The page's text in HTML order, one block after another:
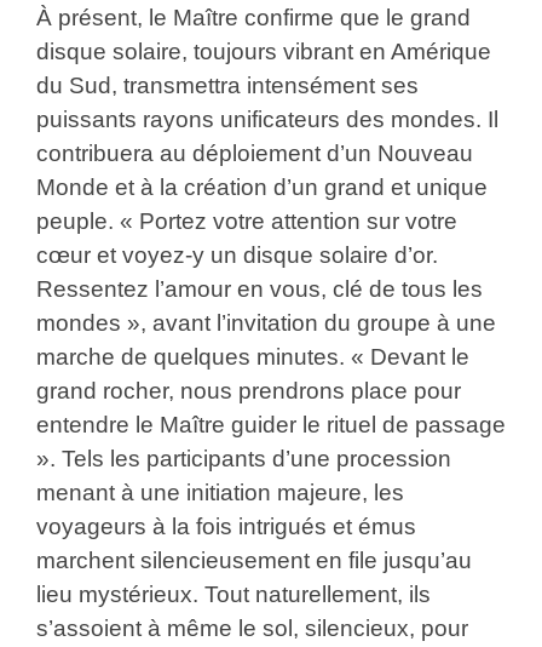
À présent, le Maître confirme que le grand
disque solaire, toujours vibrant en Amérique
du Sud, transmettra intensément ses
puissants rayons unificateurs des mondes. Il
contribuera au déploiement d’un Nouveau
Monde et à la création d’un grand et unique
peuple. « Portez votre attention sur votre
cœur et voyez-y un disque solaire d’or.
Ressentez l’amour en vous, clé de tous les
mondes », avant l’invitation du groupe à une
marche de quelques minutes. « Devant le
grand rocher, nous prendrons place pour
entendre le Maître guider le rituel de passage
». Tels les participants d’une procession
menant à une initiation majeure, les
voyageurs à la fois intrigués et émus
marchent silencieusement en file jusqu’au
lieu mystérieux. Tout naturellement, ils
s’assoient à même le sol, silencieux, pour